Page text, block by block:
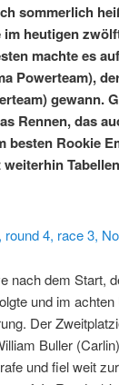
sommerlich
heutigen
machte es
Powerteam),
gewann.
Rennen, das
besten Rookie
nach dem Start,
und im
Der
Buller
und fiel weit